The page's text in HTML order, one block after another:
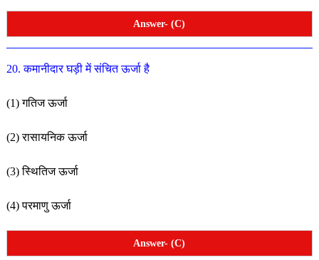
Answer- (C)
20. कमानीदार घड़ी में संचित ऊर्जा है
(1) गतिज ऊर्जा
(2) रासायनिक ऊर्जा
(3) स्थितिज ऊर्जा
(4) परमाणु ऊर्जा
Answer- (C)